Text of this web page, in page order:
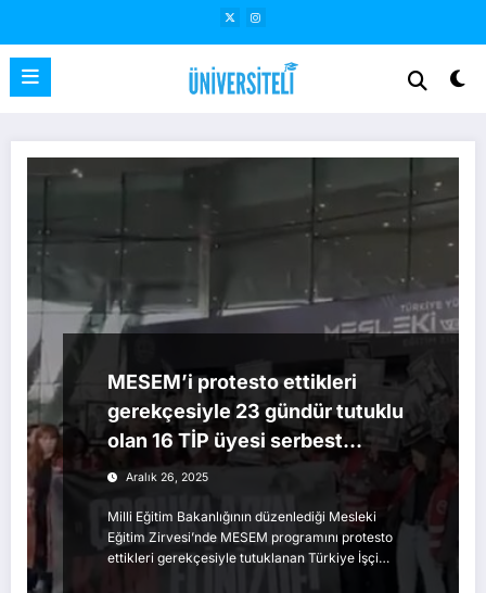
MESEM’i protesto ettikleri
gerekçesiyle 23 gündür tutuklu
olan 16 TİP üyesi serbest
bırakıldı
Aralık 26, 2025
Milli Eğitim Bakanlığının düzenlediği Mesleki
Eğitim Zirvesi’nde MESEM programını protesto
ettikleri gerekçesiyle tutuklanan Türkiye İşçi…